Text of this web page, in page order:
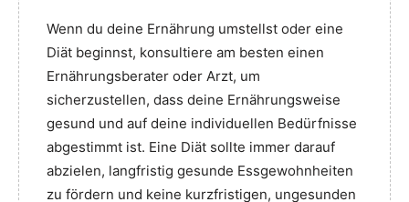
Wenn du deine Ernährung umstellst oder eine
Diät beginnst, konsultiere am besten einen
Ernährungsberater oder Arzt, um
sicherzustellen, dass deine Ernährungsweise
gesund und auf deine individuellen Bedürfnisse
abgestimmt ist. Eine Diät sollte immer darauf
abzielen, langfristig gesunde Essgewohnheiten
zu fördern und keine kurzfristigen, ungesunden